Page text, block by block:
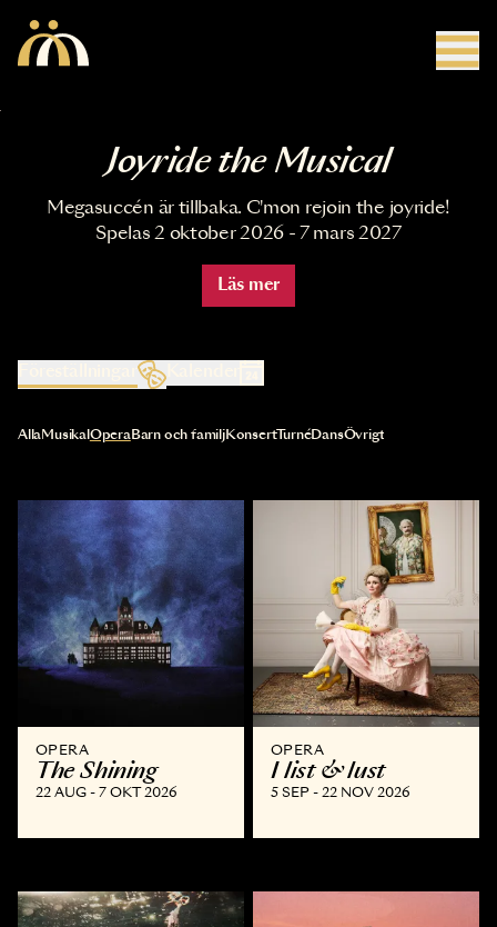
Joyride the Musical
Megasuccén är tillbaka. C'mon rejoin the joyride!
Spelas 2 oktober 2026 - 7 mars 2027
Läs mer
Kalender
Val av kategori uppdaterar innehållet automatiskt
AllaMusikal OperaBarn och familjKonsertTurnéDansÖvrigt
OPERA
The Shining
22 AUG - 7 OKT 2026
OPERA
I list & lust
5 SEP - 22 NOV 2026